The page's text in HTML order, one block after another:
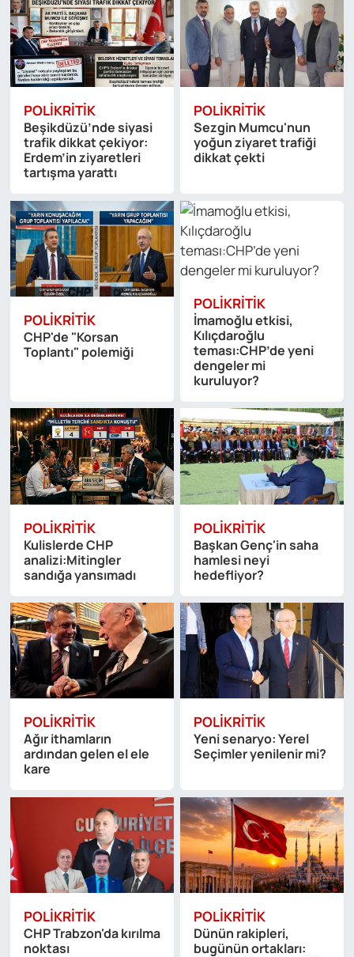
POLIKRITIK
Beşikdüzü’nde siyasi
trafik dikkat çekiyor:
Erdem’in ziyaretleri
tartışma yarattı
POLIKRITIK
Sezgin Mumcu'nun
yoğun ziyaret trafiği
dikkat çekti
POLIKRITIK
CHP'de "Korsan
Toplantı" polemiği
POLIKRITIK
İmamoğlu etkisi,
Kılıçdaroğlu
teması:CHP’de yeni
dengeler mi
kuruluyor?
POLIKRITIK
Kulislerde CHP
analizi:Mitingler
sandığa yansımadı
POLIKRITIK
Başkan Genç'in saha
hamlesi neyi
hedefliyor?
POLIKRITIK
Ağır ithamların
ardından gelen el ele
kare
POLIKRITIK
Yeni senaryo: Yerel
Seçimler yenilenir mi?
POLIKRITIK
CHP Trabzon'da kırılma
noktası
POLIKRITIK
Dünün rakipleri,
bugünün ortakları: